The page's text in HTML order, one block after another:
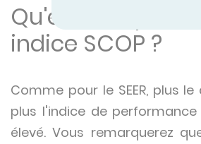
Qu'est-ce qu'un
indice SCOP ?
Comme pour le SEER, plus
plus l'indice de
élevé. Vous remarquerez